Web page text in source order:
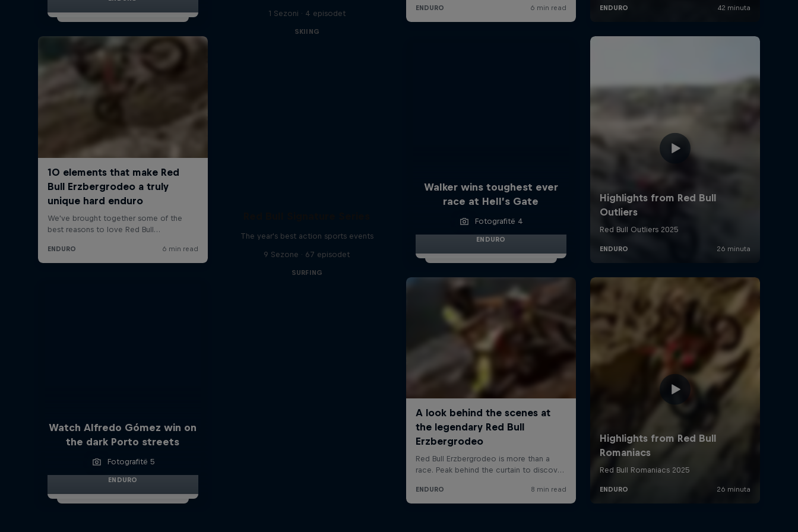
1 Sezoni · 4 episodet
SKIING
Walker wins toughest ever
race at Hell’s Gate
Fotografitë 4
ENDURO
Watch Alfredo Gómez win on
the dark Porto streets
Fotografitë 5
ENDURO
The year's best action sports events
9 Sezone · 67 episodet
SURFING